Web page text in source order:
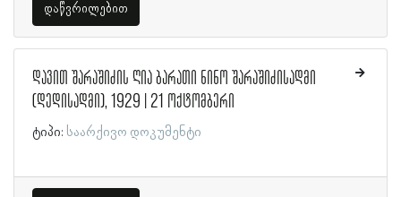
დაწვრილებით
დავით შარაშიძის ღია ბარათი ნინო შარაშიძისადმი
(დედისადმი), 1929 | 21 ოქტომბერი
ტიპი: საარქივო დოკუმენტი